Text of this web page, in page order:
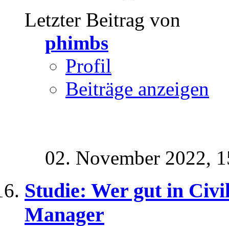
Letzter Beitrag von
phimbs
Profil
Beiträge anzeigen
02. November 2022,
Studie: Wer gut in
Manager